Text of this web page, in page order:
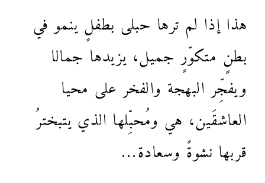
هذا إذا لم ترها حبلى بطفلٍ ينمو في
بطنٍ متكوّرٍ جميل، يزيدها جمالا
ويفجِّر البهجة والفخر على محيا
العاشقَين، هي ومُحبِّلها الذي يتبخترُ
قربها نشوةً وسعادة…